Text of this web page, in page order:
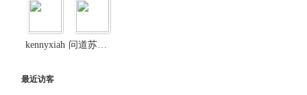
kennyxiah 问道苏锡常
最近访客